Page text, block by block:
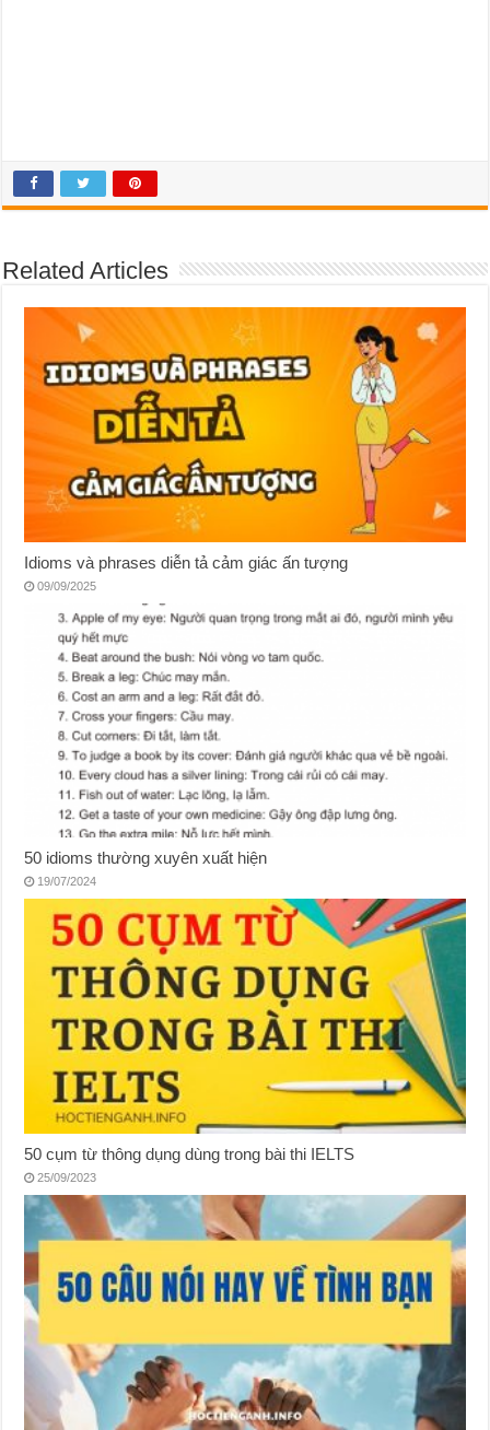
Related Articles
Idioms và phrases diễn tả cảm giác ấn tượng
09/09/2025
50 idioms thường xuyên xuất hiện
19/07/2024
50 cụm từ thông dụng dùng trong bài thi IELTS
25/09/2023